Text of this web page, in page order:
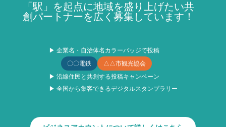
「駅」を起点に地域を盛り上げたい共
創パートナーを広く募集しています！
▶ 企業名・自治体名カラーバッジで投稿
〇〇電鉄
△△市観光協会
▶ 沿線住民と共創する投稿キャンペーン
▶ 全国から集客できるデジタルスタンプラリー